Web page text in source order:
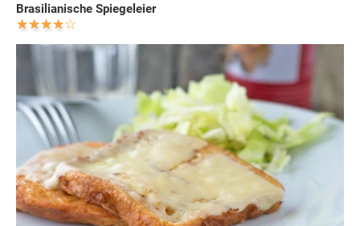
Brasilianische Spiegeleier